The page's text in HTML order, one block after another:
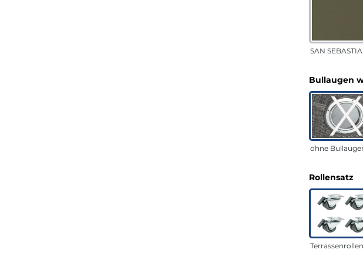
SAN
Bullaugen
ohne
Rollensatz
Terrassenrollen